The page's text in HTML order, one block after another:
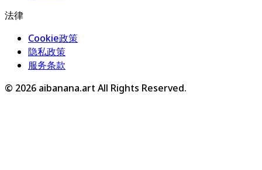
法律
Cookie政策
隐私政策
服务条款
© 2026 aibanana.art All Rights Reserved.